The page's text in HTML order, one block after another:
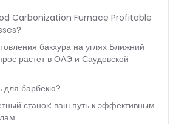
Carbonization Furnace Profitable
бакхура на углях Ближний
растет в ОАЭ и Саудовской
для барбекю?
станок: ваш путь к эффективным